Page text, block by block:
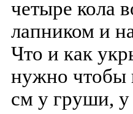
четыре кола
лапником и
Что и как
нужно чтобы
см у груши, у